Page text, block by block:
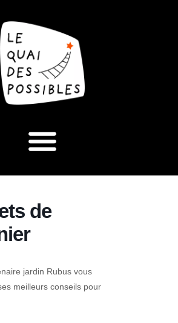
de
jardin Rubus vous
meilleurs conseils pour